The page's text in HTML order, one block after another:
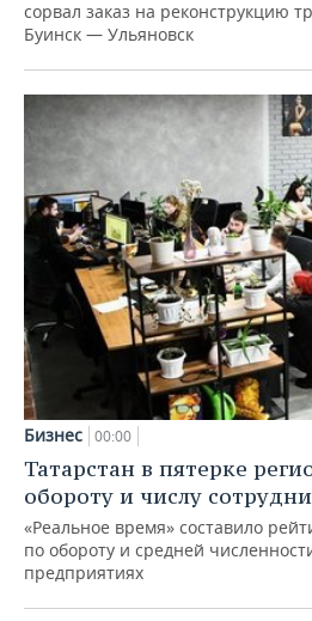
сорвал заказ на реконструкцию
Буинск — Ульяновск
Бизнес 00:00
Татарстан в пятерке
обороту и числу
«Реальное время» составило
по обороту и средней
предприятиях